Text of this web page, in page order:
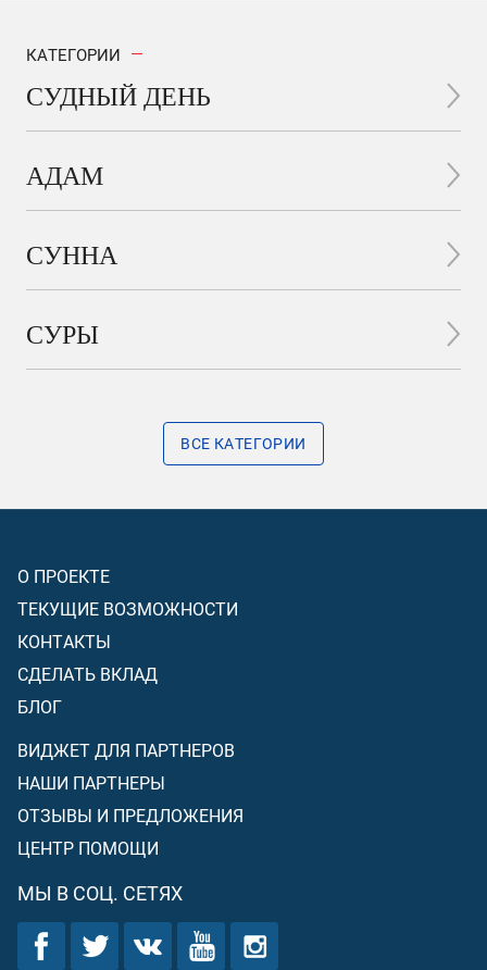
КАТЕГОРИИ
СУДНЫЙ ДЕНЬ
АДАМ
СУННА
СУРЫ
ВСЕ КАТЕГОРИИ
О ПРОЕКТЕ
ТЕКУЩИЕ ВОЗМОЖНОСТИ
КОНТАКТЫ
СДЕЛАТЬ ВКЛАД
БЛОГ
ВИДЖЕТ ДЛЯ ПАРТНЕРОВ
НАШИ ПАРТНЕРЫ
ОТЗЫВЫ И ПРЕДЛОЖЕНИЯ
ЦЕНТР ПОМОЩИ
МЫ В СОЦ. СЕТЯХ